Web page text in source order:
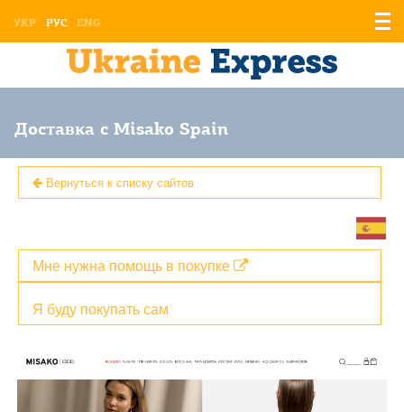
УКР РУС ENG
Доставка с Misako Spain
Вернуться к списку сайтов
Я буду покупать сам
Мне нужна помощь в покупке